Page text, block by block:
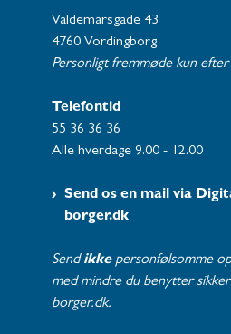
Valdemarsgade 43
4760 Vordingborg
Personligt fremmøde kun efter
Telefontid
55 36 36 36
Alle hverdage 9.00 - 12.00
Send os en mail via
borger.dk
Send ikke personfølsomme
med mindre du benytter
borger.dk.